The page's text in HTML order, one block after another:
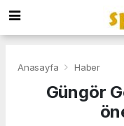
Anasayfa Haber
Güngör